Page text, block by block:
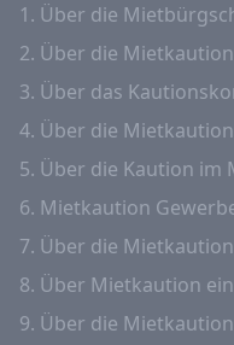
1. Über die
2. Über die Mietkaution
3. Über das
4. Über die
5. Über die Kaution im
6. Mietkaution
7. Über die
8. Über Mietkaution
9. Über die